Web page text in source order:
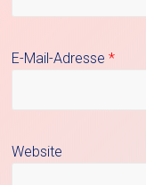
E-Mail-Adresse*
Website